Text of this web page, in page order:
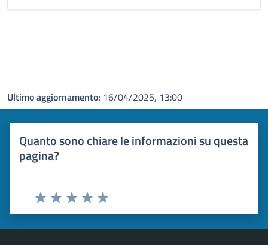
Ultimo aggiornamento: 16/04/2025, 13:00
Quanto sono chiare le informazioni su questa
pagina?
Valuta 5 stelle su 5
Valuta 4 stelle su 5
Valuta 3 stelle su 5
Valuta 2 stelle su 5
Valuta 1 stelle su 5